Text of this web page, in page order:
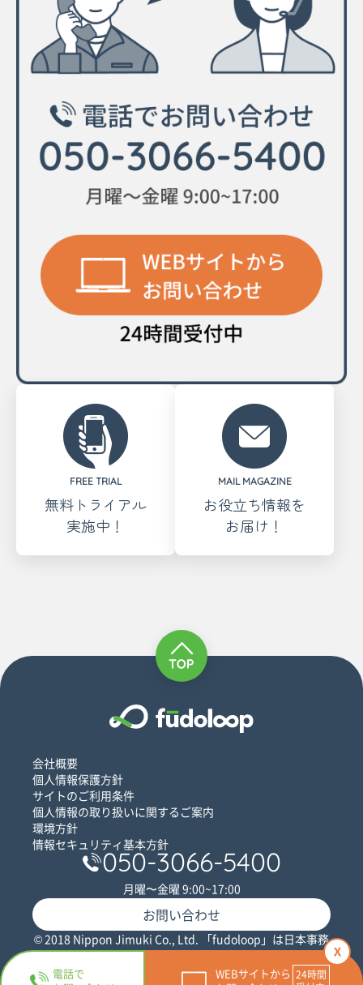
FREE TRIAL
無料トライアル
実施中！
MAIL MAGAZINE
お役立ち情報を
お届け！
電話で
WEBサイトから
x
会社概要
個人情報保護方針
サイトのご利用条件
個人情報の取り扱いに関するご案内
環境方針
情報セキュリティ基本方針
050-3066-5400
月曜〜金曜 9:00~17:00
お問い合わせ
© 2018 Nippon Jimuki Co., Ltd. 「fudoloop」は日本事務
器株式会社の登録商標です。